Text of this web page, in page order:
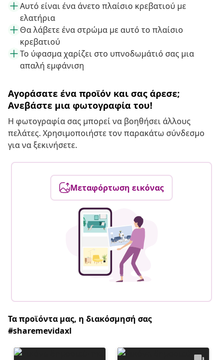
Αυτό είναι ένα άνετο πλαίσιο κρεβατιού με
ελατήρια
Θα λάβετε ένα στρώμα με αυτό το πλαίσιο
κρεβατιού
Το ύφασμα χαρίζει στο υπνοδωμάτιό σας μια
απαλή εμφάνιση
Αγοράσατε ένα προϊόν και σας άρεσε;
Ανεβάστε μια φωτογραφία του!
Η φωτογραφία σας μπορεί να βοηθήσει άλλους
πελάτες. Χρησιμοποιήστε τον παρακάτω σύνδεσμο
για να ξεκινήσετε.
Μεταφόρτωση εικόνας
Τα προϊόντα μας, η διακόσμησή σας
#sharemevidaxl